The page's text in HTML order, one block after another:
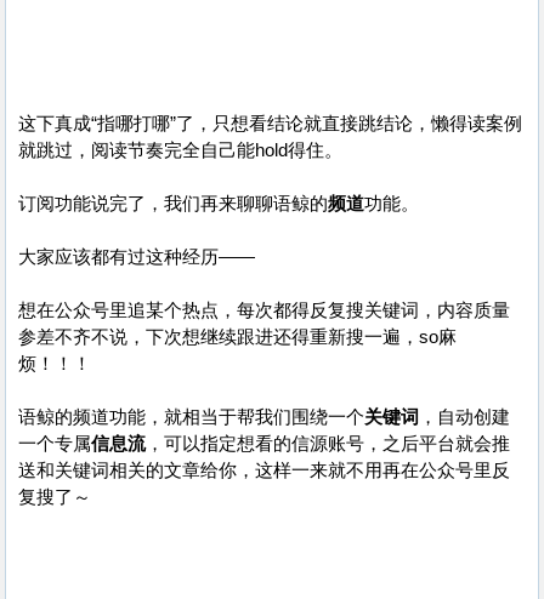
这下真成“指哪打哪”了，只想看结论就直接跳结论，懒得读案例
就跳过，阅读节奏完全自己能hold得住。
订阅功能说完了，我们再来聊聊语鲸的频道功能。
大家应该都有过这种经历——
想在公众号里追某个热点，每次都得反复搜关键词，内容质量
参差不齐不说，下次想继续跟进还得重新搜一遍，so麻
烦！！！
语鲸的频道功能，就相当于帮我们围绕一个关键词 ，自动创建
一个专属信息流，可以指定想看的信源账号，之后平台就会推
送和关键词相关的文章给你，这样一来就不用再在公众号里反
复搜了～